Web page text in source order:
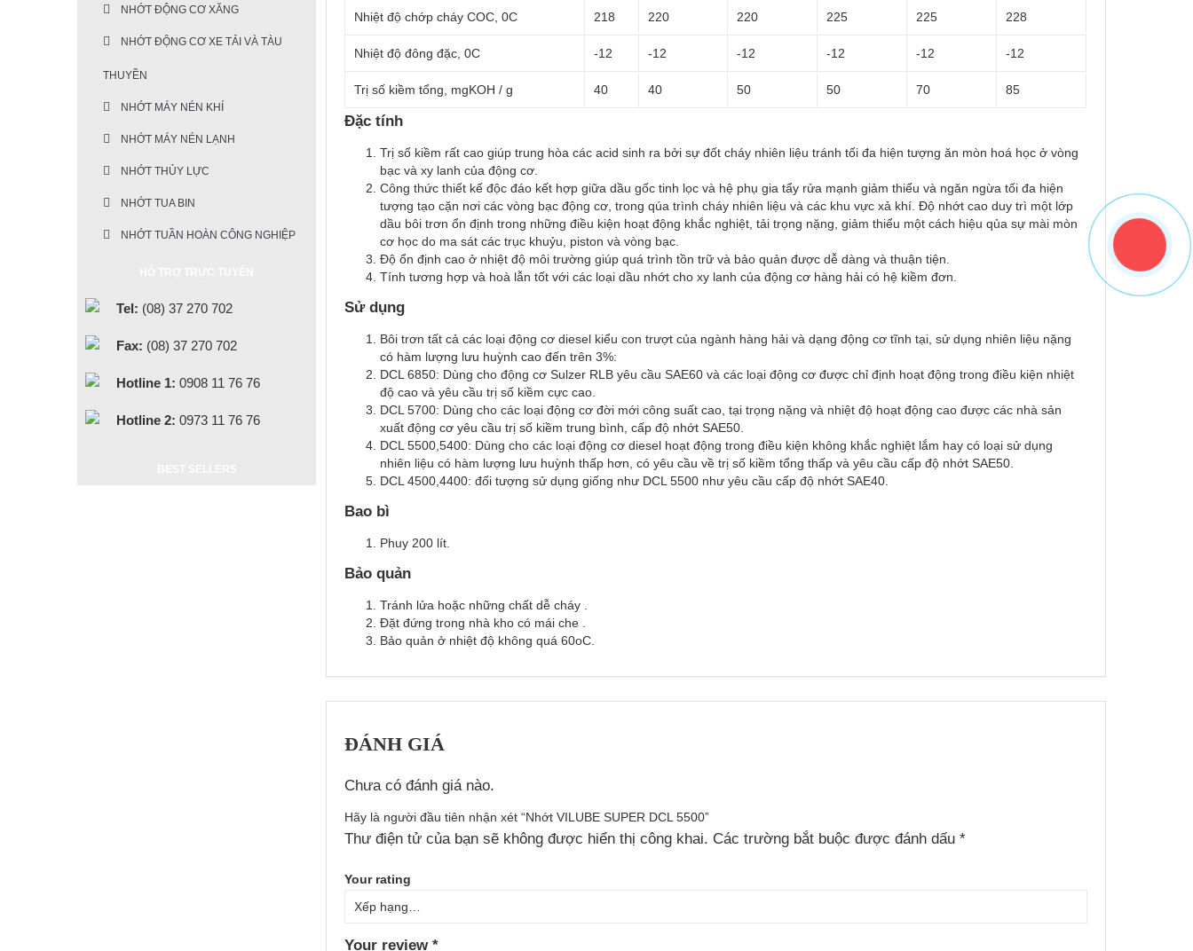
Nhiệt độ chớp cháy COC, 0C 218 220 220 225 225 228
Nhiệt độ đông đặc, 0C -12 -12 -12 -12 -12 -12
Trị số kiềm tổng, mgKOH / g 40 40 50 50 70 85
Đặc tính
Trị số kiềm rất cao giúp trung hòa các acid sinh ra bởi sự đốt cháy nhiên liệu tránh tối đa hiện tượng ăn mòn hoá học ở vòng
bạc và xy lanh của động cơ.
Công thức thiết kế độc đáo kết hợp giữa dầu gốc tinh lọc và hệ phụ gia tẩy rửa mạnh giảm thiểu và ngăn ngừa tối đa hiện
tượng tạo cặn nơi các vòng bạc động cơ, trong qúa trình cháy nhiên liệu và các khu vực xả khí. Độ nhớt cao duy trì một lớp
dầu bôi trơn ổn định trong những điều kiện hoạt động khắc nghiệt, tải trọng nặng, giảm thiểu một cách hiệu qủa sự mài mòn
cơ học do ma sát các trục khuỷu, piston và vòng bạc.
Độ ổn định cao ở nhiệt độ môi trường giúp quá trình tồn trữ và bảo quản được dễ dàng và thuận tiện.
Tính tương hợp và hoà lẫn tốt với các loại dầu nhớt cho xy lanh của động cơ hàng hải có hệ kiềm đơn.
Sử dụng
Bôi trơn tất cả các loại động cơ diesel kiểu con trượt của ngành hàng hải và dạng động cơ tĩnh tại, sử dụng nhiên liệu nặng
có hàm lượng lưu huỳnh cao đến trên 3%:
DCL 6850: Dùng cho động cơ Sulzer RLB yêu cầu SAE60 và các loại động cơ được chỉ định hoạt động trong điều kiện nhiệt
độ cao và yêu cầu trị số kiềm cực cao.
DCL 5700: Dùng cho các loại động cơ đời mới công suất cao, tại trọng nặng và nhiệt độ hoạt động cao được các nhà sản
xuất động cơ yêu cầu trị số kiềm trung bình, cấp độ nhớt SAE50.
DCL 5500,5400: Dùng cho các loại động cơ diesel hoạt động trong điều kiện không khắc nghiệt lắm hay có loại sử dụng
nhiên liệu có hàm lượng lưu huỳnh thấp hơn, có yêu cầu về trị số kiềm tổng thấp và yêu cầu cấp độ nhớt SAE50.
DCL 4500,4400: đối tượng sử dụng giống như DCL 5500 như yêu cầu cấp độ nhớt SAE40.
Bao bì
Phuy 200 lít.
Bảo quản
Tránh lửa hoặc những chất dễ cháy .
Đặt đứng trong nhà kho có mái che .
Bảo quản ở nhiệt độ không quá 60oC.
ĐÁNH GIÁ
Chưa có đánh giá nào.
Hãy là người đầu tiên nhận xét “Nhớt VILUBE SUPER DCL 5500”
Thư điện tử của bạn sẽ không được hiển thị công khai. Các trường bắt buộc được đánh dấu*
Your rating
Your review*
NHỚT ĐỘNG CƠ XĂNG
NHỚT ĐỘNG CƠ XE TẢI VÀ TÀU
THUYỀN
NHỚT MÁY NÉN KHÍ
NHỚT MÁY NÉN LẠNH
NHỚT THỦY LỰC
NHỚT TUA BIN
NHỚT TUẦN HOÀN CÔNG NGHIỆP
Tel: (08) 37 270 702
Fax: (08) 37 270 702
Hotline 1: 0908 11 76 76
Hotline 2: 0973 11 76 76